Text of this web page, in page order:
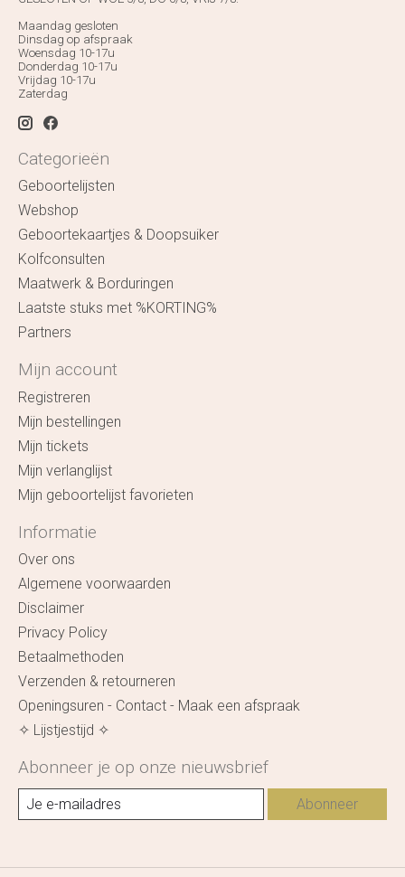
Maandag gesloten
Dinsdag op afspraak
Woensdag 10-17u
Donderdag 10-17u
Vrijdag 10-17u
Zaterdag
Categorieën
Geboortelijsten
Webshop
Geboortekaartjes & Doopsuiker
Kolfconsulten
Maatwerk & Borduringen
Laatste stuks met %KORTING%
Partners
Mijn account
Registreren
Mijn bestellingen
Mijn tickets
Mijn verlanglijst
Mijn geboortelijst favorieten
Informatie
Over ons
Algemene voorwaarden
Disclaimer
Privacy Policy
Betaalmethoden
Verzenden & retourneren
Openingsuren - Contact - Maak een afspraak
✧ Lijstjestijd ✧
Abonneer je op onze nieuwsbrief
Abonneer